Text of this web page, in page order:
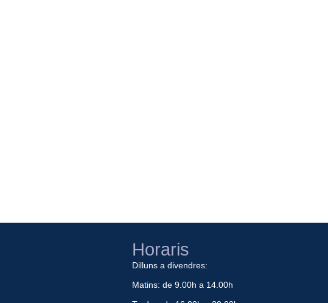
Horaris
Dilluns a divendres:
Matins: de 9.00h a 14.00h